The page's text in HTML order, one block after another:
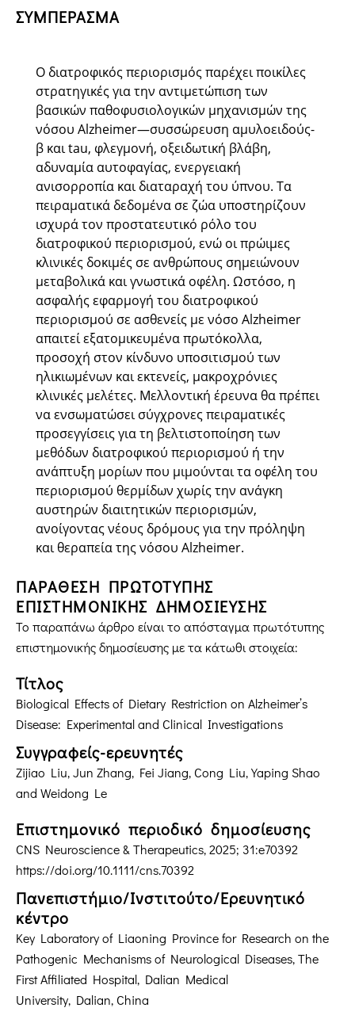
ΣΥΜΠΕΡΑΣΜΑ
Ο διατροφικός περιορισμός παρέχει ποικίλες
στρατηγικές για την αντιμετώπιση των
βασικών παθοφυσιολογικών μηχανισμών της
νόσου Alzheimer—συσσώρευση αμυλοειδούς-
β και tau, φλεγμονή, οξειδωτική βλάβη,
αδυναμία αυτοφαγίας, ενεργειακή
ανισορροπία και διαταραχή του ύπνου. Τα
πειραματικά δεδομένα σε ζώα υποστηρίζουν
ισχυρά τον προστατευτικό ρόλο του
διατροφικού περιορισμού, ενώ οι πρώιμες
κλινικές δοκιμές σε ανθρώπους σημειώνουν
μεταβολικά και γνωστικά οφέλη. Ωστόσο, η
ασφαλής εφαρμογή του διατροφικού
περιορισμού σε ασθενείς με νόσο Alzheimer
απαιτεί εξατομικευμένα πρωτόκολλα,
προσοχή στον κίνδυνο υποσιτισμού των
ηλικιωμένων και εκτενείς, μακροχρόνιες
κλινικές μελέτες. Μελλοντική έρευνα θα πρέπει
να ενσωματώσει σύγχρονες πειραματικές
προσεγγίσεις για τη βελτιστοποίηση των
μεθόδων διατροφικού περιορισμού ή την
ανάπτυξη μορίων που μιμούνται τα οφέλη του
περιορισμού θερμίδων χωρίς την ανάγκη
αυστηρών διαιτητικών περιορισμών,
ανοίγοντας νέους δρόμους για την πρόληψη
και θεραπεία της νόσου Alzheimer.
ΠΑΡΑΘΕΣΗ ΠΡΩΤΟΤΥΠΗΣ
ΕΠΙΣΤΗΜΟΝΙΚΗΣ ΔΗΜΟΣΙΕΥΣΗΣ
Το παραπάνω άρθρο είναι το απόσταγμα πρωτότυπης
επιστημονικής δημοσίευσης με τα κάτωθι στοιχεία:
Τίτλος
Biological Effects of Dietary Restriction on Alzheimer’s
Disease: Experimental and Clinical Investigations
Συγγραφείς-ερευνητές
Zijiao Liu, Jun Zhang, Fei Jiang, Cong Liu, Yaping Shao
and Weidong Le
Επιστημονικό περιοδικό δημοσίευσης
CNS Neuroscience & Therapeutics, 2025; 31:e70392
https://doi.org/10.1111/cns.70392
Πανεπιστήμιο/Ινστιτούτο/Ερευνητικό
κέντρο
Key Laboratory of Liaoning Province for Research on the
Pathogenic Mechanisms of Neurological Diseases, The
First Affiliated Hospital, Dalian Medical
University, Dalian, China